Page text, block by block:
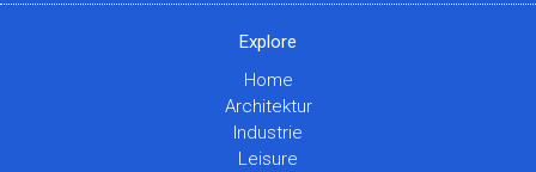
Explore
Home
Architektur
Industrie
Leisure